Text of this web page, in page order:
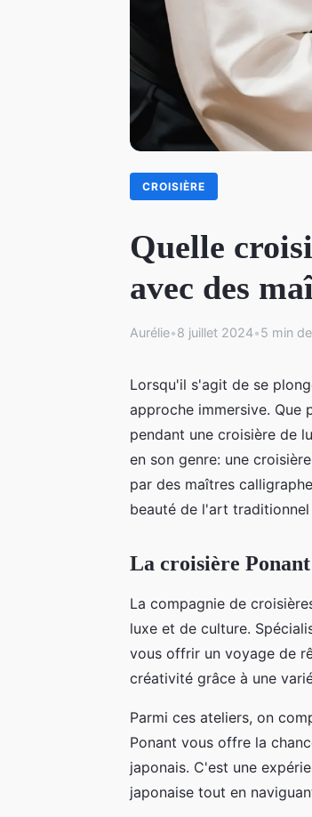
CROISIÈRE
Quelle
avec des
Aurélie•8 juillet 2024•5 min
Lorsqu'il s'agit de se
approche immersive. Que
pendant une croisière de
en son genre: une
par des maîtres
beauté de l'art
La croisière
La compagnie de
luxe et de culture.
vous offrir un voyage de
créativité grâce à une
Parmi ces ateliers, on
Ponant vous offre la
japonais. C'est une
japonaise tout en